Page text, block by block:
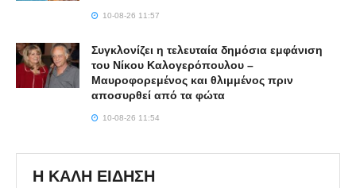
10-08-26 11:57
Συγκλονίζει η τελευταία δημόσια εμφάνιση
του Νίκου Καλογερόπουλου –
Μαυροφορεμένος και θλιμμένος πριν
αποσυρθεί από τα φώτα
10-08-26 11:54
Η ΚΑΛΗ ΕΙΔΗΣΗ